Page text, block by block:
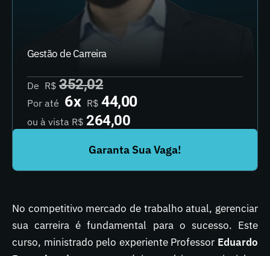
Gestão de Carreira
De R$ 352,02
Por até 6x R$ 44,00
ou à vista R$ 264,00
Garanta Sua Vaga!
No competitivo mercado de trabalho atual, gerenciar
sua carreira é fundamental para o sucesso. Este
curso, ministrado pelo experiente Professor Eduardo